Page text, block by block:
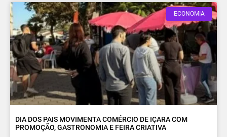
ECONOMIA
DIA DOS PAIS MOVIMENTA COMÉRCIO DE IÇARA COM
PROMOÇÃO, GASTRONOMIA E FEIRA CRIATIVA